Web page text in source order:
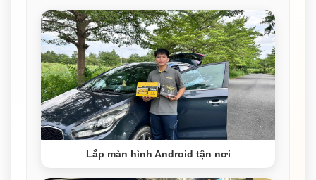
Lắp màn hình Android tận nơi